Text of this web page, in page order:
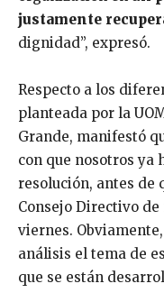
justamente
dignidad”, expresó.
Respecto a los
planteada por la
Grande, manifestó
con que nosotros ya
resolución, antes de
Consejo Directivo
viernes.
análisis el tema de
que se están